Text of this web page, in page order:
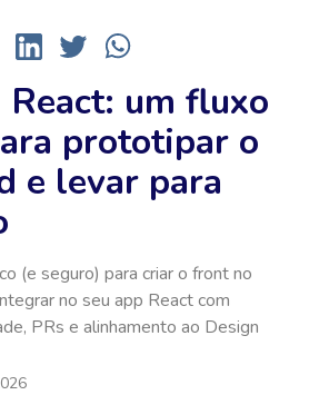
um fluxo
prototipar o
e levar para
(e seguro) para criar o front no
no seu app React com
PRs e alinhamento ao Design